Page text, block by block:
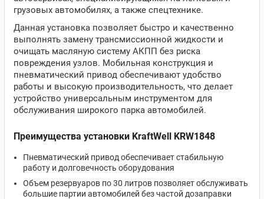
грузовых автомобилях, а также спецтехнике.
Данная установка позволяет быстро и качественно
выполнять замену трансмиссионной жидкости и
очищать масляную систему АКПП без риска
повреждения узлов. Мобильная конструкция и
пневматический привод обеспечивают удобство
работы и высокую производительность, что делает
устройство универсальным инструментом для
обслуживания широкого парка автомобилей.
Преимущества установки KraftWell KRW1848
Пневматический привод обеспечивает стабильную
работу и долговечность оборудования
Объем резервуаров по 30 литров позволяет обслуживать
большие партии автомобилей без частой дозаправки